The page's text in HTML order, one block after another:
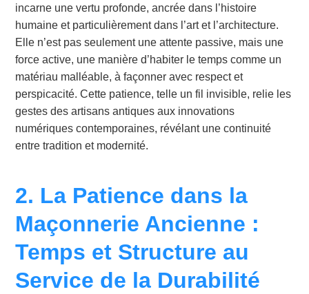
incarne une vertu profonde, ancrée dans l’histoire
humaine et particulièrement dans l’art et l’architecture.
Elle n’est pas seulement une attente passive, mais une
force active, une manière d’habiter le temps comme un
matériau malléable, à façonner avec respect et
perspicacité. Cette patience, telle un fil invisible, relie les
gestes des artisans antiques aux innovations
numériques contemporaines, révélant une continuité
entre tradition et modernité.
2. La Patience dans la
Maçonnerie Ancienne :
Temps et Structure au
Service de la Durabilité